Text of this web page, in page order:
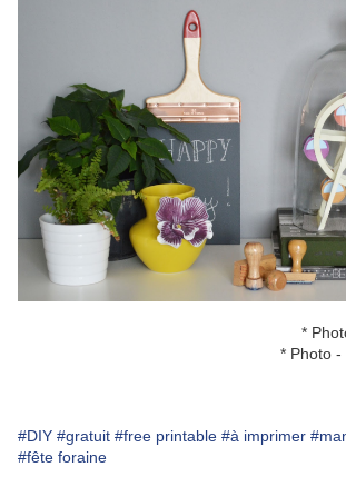
*
* Photo -
#DIY #gratuit #free printable #à imprimer
#fête foraine